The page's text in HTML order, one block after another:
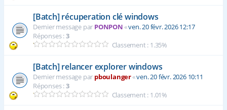
[Batch] récuperation clé windows
Dernier message par PONPON«ven. 20 févr. 2026 12:17
Réponses :3
Classement : 1.35%
[Batch] relancer explorer windows
Dernier message par pboulanger«ven. 20 févr. 2026 10:11
Réponses :3
Classement : 1.01%